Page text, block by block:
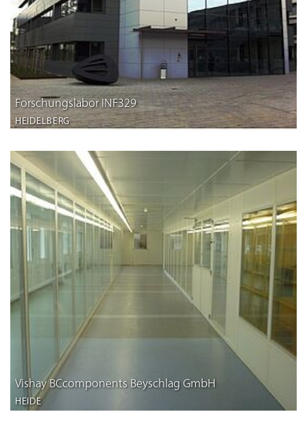
Forschungslabor INF329
HEIDELBERG
Vishay BCcomponents Beyschlag GmbH
HEIDE